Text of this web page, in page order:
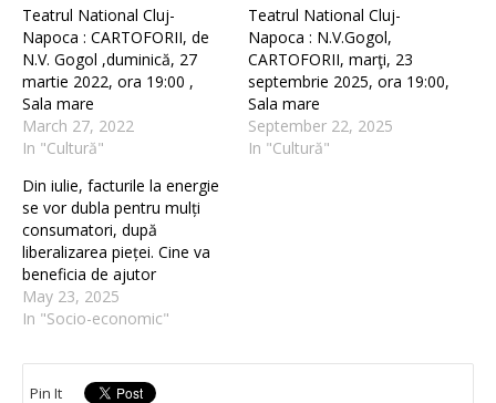
Teatrul National Cluj-
Napoca : CARTOFORII, de
N.V. Gogol ,duminică, 27
martie 2022, ora 19:00 ,
Sala mare
March 27, 2022
In "Cultură"
Teatrul National Cluj-
Napoca : N.V.Gogol,
CARTOFORII, marţi, 23
septembrie 2025, ora 19:00,
Sala mare
September 22, 2025
In "Cultură"
Din iulie, facturile la energie
se vor dubla pentru mulți
consumatori, după
liberalizarea pieței. Cine va
beneficia de ajutor
May 23, 2025
In "Socio-economic"
Pin It